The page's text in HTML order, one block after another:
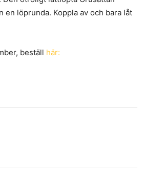
en löprunda. Koppla av och bara låt
beställ här: